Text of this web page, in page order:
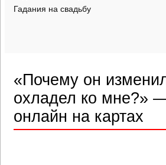
Гадания на свадьбу
«Почему он
охладел ко мне?»
онлайн на картах